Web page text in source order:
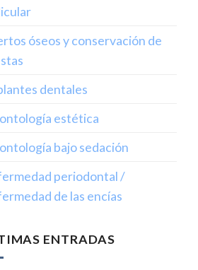
óseos y conservación de
dentales
estética
bajo sedación
periodontal /
de las encías
ENTRADAS